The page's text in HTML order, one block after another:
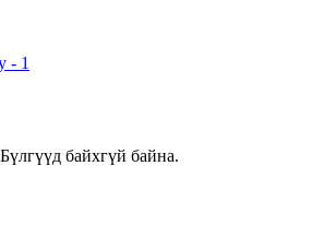
- 1
байхгүй байна.